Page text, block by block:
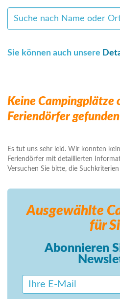
Sie können auch unsere
Keine Campingplätze
Feriendörfer gefunden
Es tut uns sehr leid. Wir konnten
Feriendörfer mit detaillierten
Versuchen Sie bitte, die
Ausgewählte
für
Abonnieren